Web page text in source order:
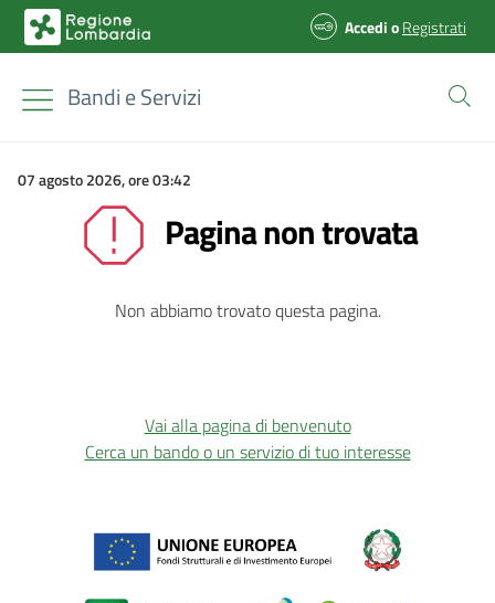
AccedioRegistrati
Bandi e Servizi
07 agosto 2026, ore 03:42
Pagina non trovata
Non abbiamo trovato questa pagina.
Vai alla pagina di benvenuto
Cerca un bando o un servizio di tuo interesse